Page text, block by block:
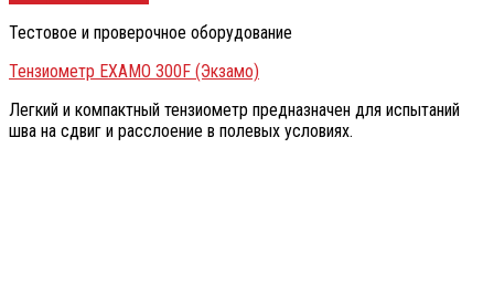
Тестовое и проверочное оборудование
Тензиометр EXAMO 300F (Экзамо)
Легкий и компактный тензиометр предназначен для испытаний
шва на сдвиг и расслоение в полевых условиях.